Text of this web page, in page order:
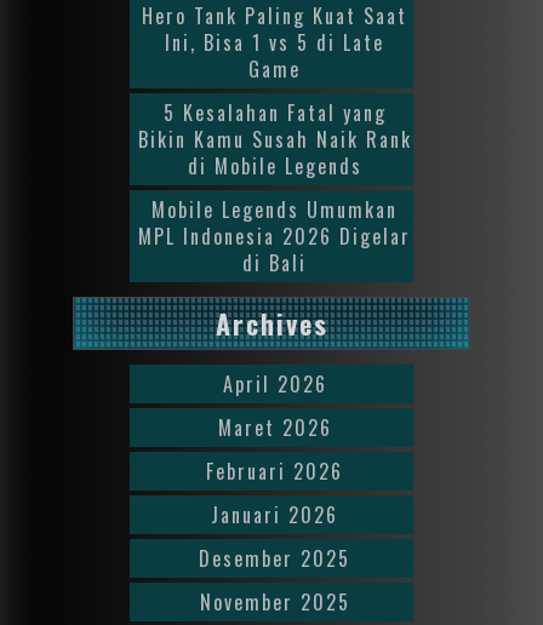
Hero Tank Paling Kuat Saat
Ini, Bisa 1 vs 5 di Late
Game
5 Kesalahan Fatal yang
Bikin Kamu Susah Naik Rank
di Mobile Legends
Mobile Legends Umumkan
MPL Indonesia 2026 Digelar
di Bali
Archives
April 2026
Maret 2026
Februari 2026
Januari 2026
Desember 2025
November 2025